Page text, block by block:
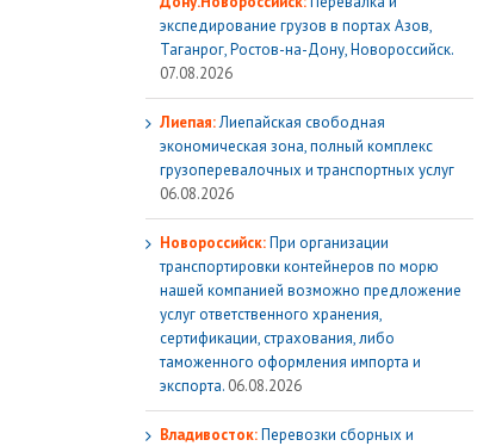
экспедирование грузов в портах Азов,
Таганрог, Ростов-на-Дону, Новороссийск.
07.08.2026
Лиепая:Лиепайская свободная
экономическая зона, полный комплекс
грузoперевалочных и транспортных услуг
06.08.2026
Новороссийск:При организации
транспортировки контейнеров по морю
нашей компанией возможно предложение
услуг ответственного хранения,
сертификации, страхования, либо
таможенного оформления импорта и
экспорта. 06.08.2026
Владивосток:Перевозки сборных и